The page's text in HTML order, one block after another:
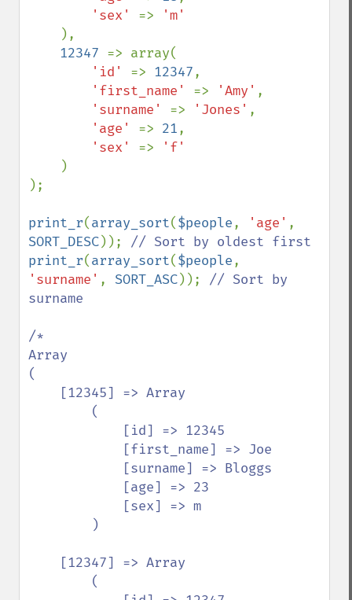
'sex' =>
'm'
),
12347 => array(
'id' => 12347,
'first_name' => 'Amy' ,
'surname' => 'Jones' ,
'age' => 21,
'sex' =>
'f'
)
);
print_r(array_sort($people, 'age'
SORT_DESC));
print_r(array_sort($people
'surname' , SORT_ASC)); // Sort by
surname
/*
Array
(